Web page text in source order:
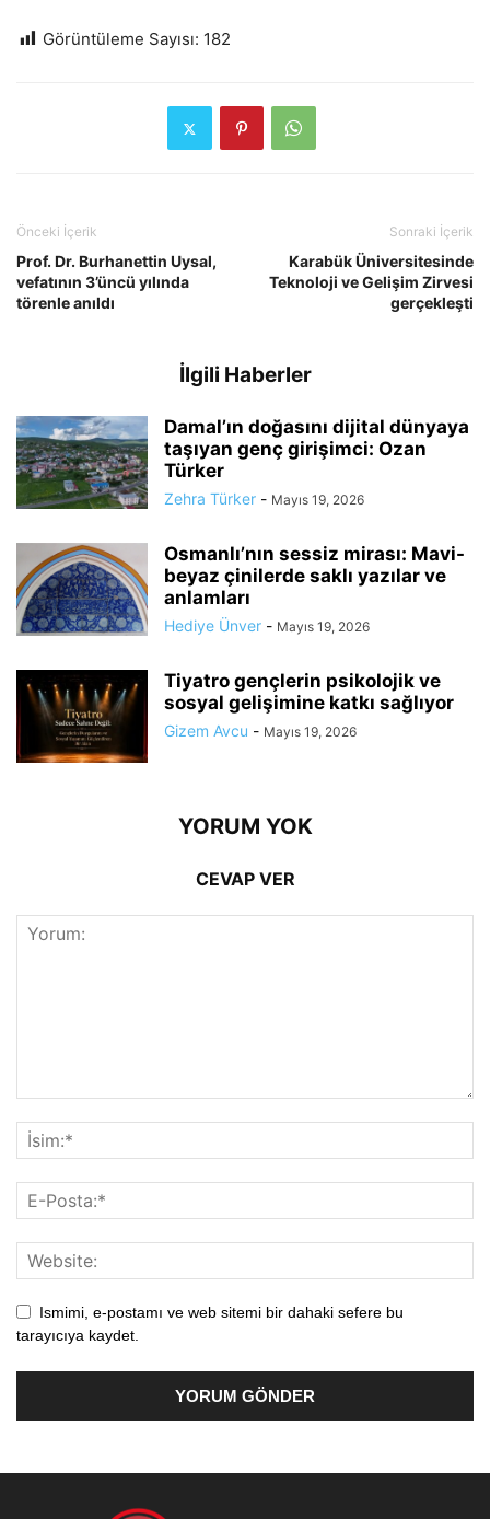
Görüntüleme Sayısı: 182
Önceki İçerik
Prof. Dr. Burhanettin Uysal,
vefatının 3’üncü yılında
törenle anıldı
Sonraki İçerik
Karabük Üniversitesinde
Teknoloji ve Gelişim Zirvesi
gerçekleşti
İlgili Haberler
Damal’ın doğasını dijital dünyaya
taşıyan genç girişimci: Ozan
Türker
Zehra Türker - Mayıs 19, 2026
Osmanlı’nın sessiz mirası: Mavi-
beyaz çinilerde saklı yazılar ve
anlamları
Hediye Ünver - Mayıs 19, 2026
Tiyatro gençlerin psikolojik ve
sosyal gelişimine katkı sağlıyor
Gizem Avcu - Mayıs 19, 2026
YORUM YOK
CEVAP VER
Ismimi, e-postamı ve web sitemi bir dahaki sefere bu
tarayıcıya kaydet.